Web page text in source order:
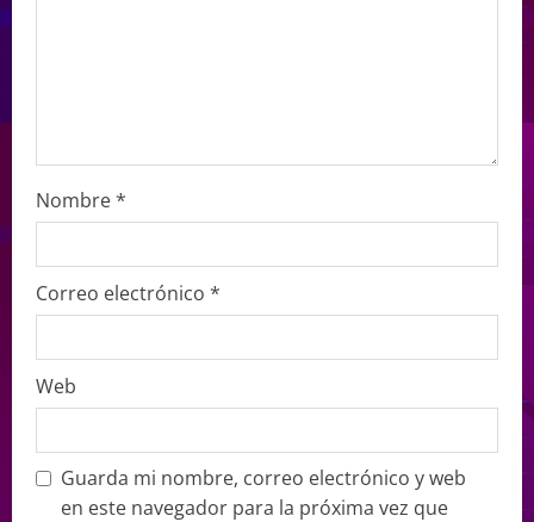
Nombre*
Correo electrónico *
Web
Guarda mi nombre, correo electrónico y web
en este navegador para la próxima vez que